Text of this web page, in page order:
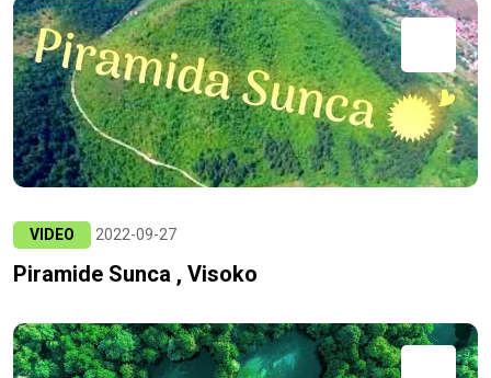
VIDEO 2022-09-27
Piramide Sunca , Visoko